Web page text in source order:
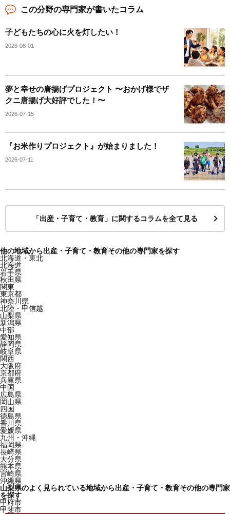
この分野の専門家が書いたコラム
子どもたちの心に火を灯したい！
2026-08-01
夢と幸せの唐揚げプロジェクト 〜おかげ様でザ
クニ唐揚げ大好評でした！〜
2026-07-15
『お米作りプロジェクト』が始まりました！
2026-07-11
「出産・子育て・教育」に関するコラムを全て見る
他の地域から出産・子育て・教育その他の専門家を探す
北海道・東北
北海道
岩手県
秋田県
関東
東京都
神奈川県
北陸・甲信越
山梨県
新潟県
中部
愛知県
静岡県
岐阜県
関西
大阪府
京都府
兵庫県
中国
広島県
岡山県
四国
徳島県
香川県
愛媛県
九州・沖縄
福岡県
長崎県
大分県
熊本県
宮崎県
沖縄県
山梨県のよく見られている地域から出産・子育て・教育その他の専門家
を探す
甲府市
甲斐市